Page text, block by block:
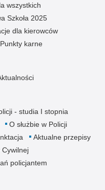
wszystkich
Szkoła 2025
dla kierowców
Punkty karne
- studia I stopnia
O służbie w Policji
Aktualne przepisy
Cywilnej
policjantem